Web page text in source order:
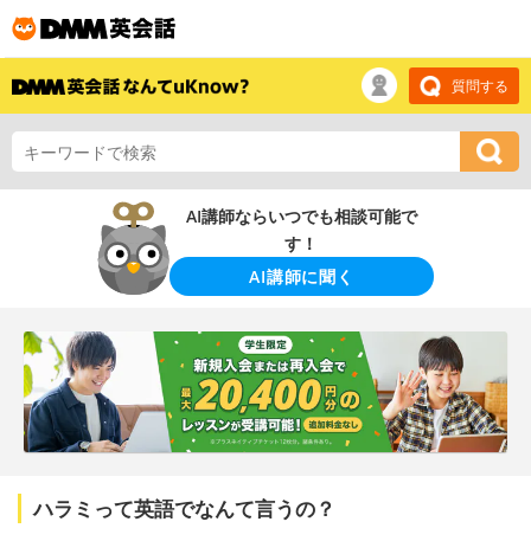
質問する
AI講師ならいつでも相談可能で
す！
AI講師に聞く
ハラミって英語でなんて言うの？